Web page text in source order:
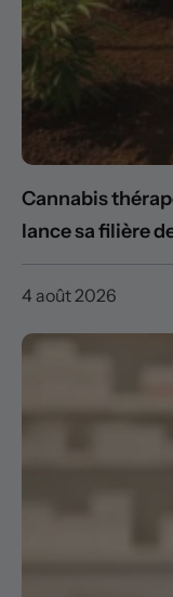
Cannabis
lance sa filière
4 août 2026